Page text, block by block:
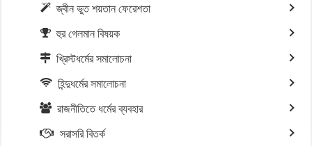
জ্বীন ভুত শয়তান ফেরেশতা
হুর গেলমান বিষয়ক
খ্রিস্টধর্মের সমালোচনা
হিন্দুধর্মের সমালোচনা
রাজনীতিতে ধর্মের ব্যবহার
সরাসরি বিতর্ক